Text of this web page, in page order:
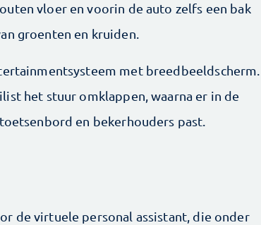
vloer en voorin de auto zelfs een bak
groenten en kruiden.
met breedbeeldscherm.
het stuur omklappen, waarna er in de
en bekerhouders past.
de virtuele personal assistant, die onder